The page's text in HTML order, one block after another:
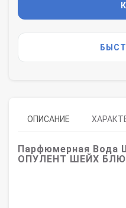
ОПИСАНИЕ
Парфюмерная Вода
ОПУЛЕНТ ШЕЙХ